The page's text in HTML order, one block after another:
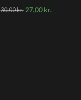
30,00kr. 27,00kr.